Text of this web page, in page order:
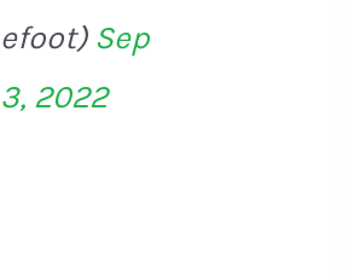
efoot) Sep
3, 2022